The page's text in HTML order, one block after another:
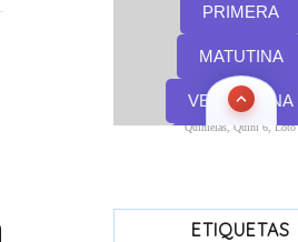
Quinielas, Quini 6, Loto
ETIQUETAS